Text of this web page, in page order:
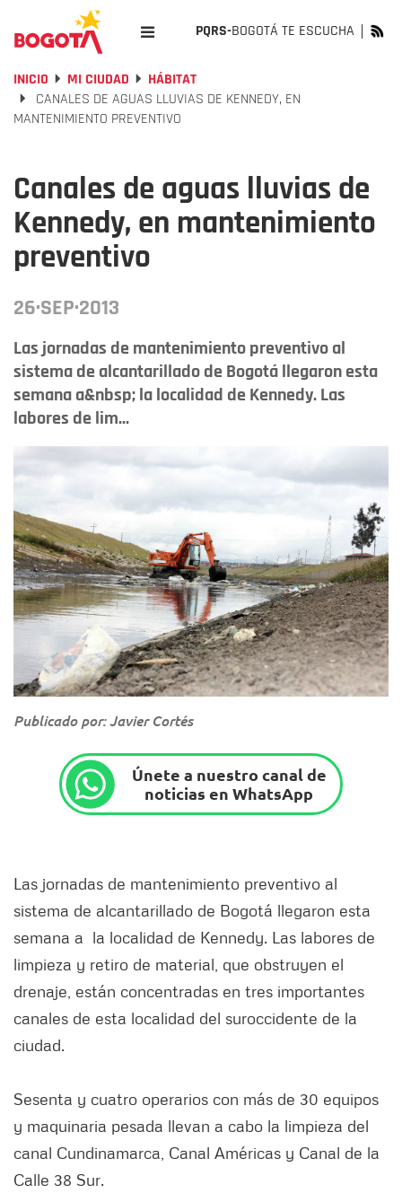
PQRS-BOGOTÁ TE ESCUCHA
INICIO MI CIUDAD
HÁBITAT
CANALES DE AGUAS LLUVIAS DE KENNEDY, EN
MANTENIMIENTO PREVENTIVO
Canales de aguas lluvias de
Kennedy, en mantenimiento
preventivo
26·SEP·2013
Las jornadas de mantenimiento preventivo al
sistema de alcantarillado de Bogotá llegaron esta
semana a&nbsp; la localidad de Kennedy. Las
labores de lim...
Publicado por: Javier Cortés
Únete a nuestro canal de
noticias en WhatsApp
Las jornadas de mantenimiento preventivo al
sistema de alcantarillado de Bogotá llegaron esta
semana a la localidad de Kennedy. Las labores de
limpieza y retiro de material, que obstruyen el
drenaje, están concentradas en tres importantes
canales de esta localidad del suroccidente de la
ciudad.
Sesenta y cuatro operarios con más de 30 equipos
y maquinaria pesada llevan a cabo la limpieza del
canal Cundinamarca, Canal Américas y Canal de la
Calle 38 Sur.